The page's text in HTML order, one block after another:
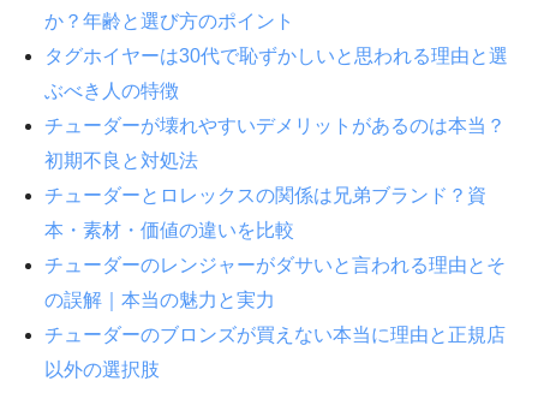
か？年齢と選び方のポイント
タグホイヤーは30代で恥ずかしいと思われる理由と選
ぶべき人の特徴
チューダーが壊れやすいデメリットがあるのは本当？
初期不良と対処法
チューダーとロレックスの関係は兄弟ブランド？資
本・素材・価値の違いを比較
チューダーのレンジャーがダサいと言われる理由とそ
の誤解｜本当の魅力と実力
チューダーのブロンズが買えない本当に理由と正規店
以外の選択肢